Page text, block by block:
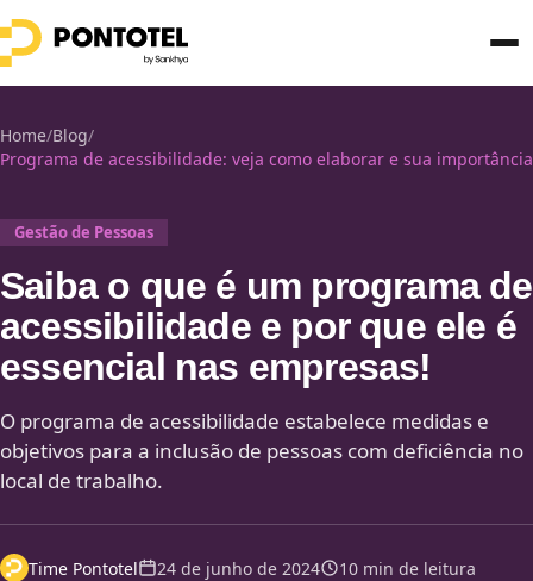
Home/Blog/
Programa de acessibilidade: veja como elaborar e sua importância
Gestão de Pessoas
Saiba o que é um programa de
acessibilidade e por que ele é
essencial nas empresas!
O programa de acessibilidade estabelece medidas e
objetivos para a inclusão de pessoas com deficiência no
local de trabalho.
Time Pontotel 24 de junho de 2024 10 min de leitura